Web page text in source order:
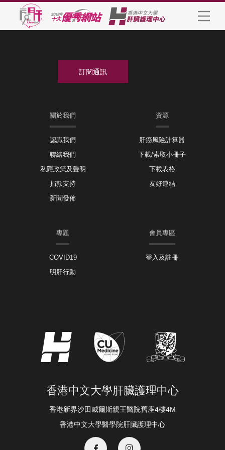
關於我們
認識我們
聯絡我們
私隱政策及聲明
捐款支持
新聞發佈
資源
肝癌風險計算器
下載/索取小冊子
下載表格
友好連結
專題
COVID19
明肝行動
會員專區
登入及註冊
香港中文大學肝臟護理中心
香港新界沙田威爾斯親王醫院舊座4樓4M
香港中文大學醫學院肝臟護理中心